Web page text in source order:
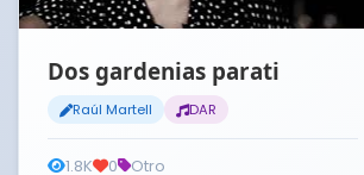
Dos gardenias parati
Raúl Martell DAR
1.8K 0 Otro